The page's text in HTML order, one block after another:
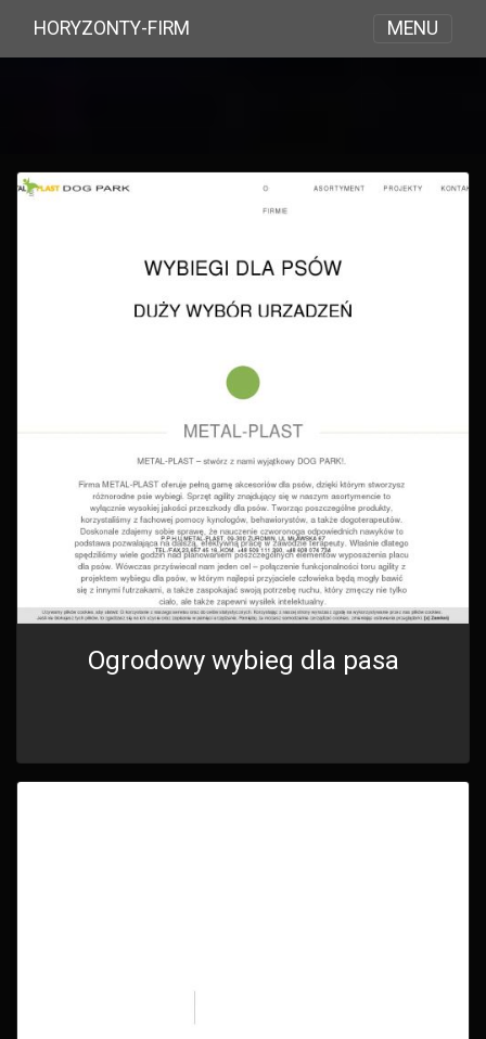
HORYZONTY-FIRM MENU
Ogrodowy wybieg dla pasa